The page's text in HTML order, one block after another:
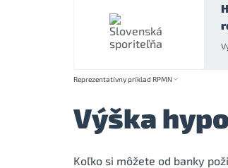
Reprezentatívny príklad RPMN
Výška
Koľko si môžete od banky